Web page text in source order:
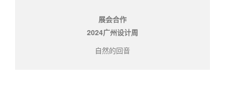
展会合作
2024广州设计周
自然的回音